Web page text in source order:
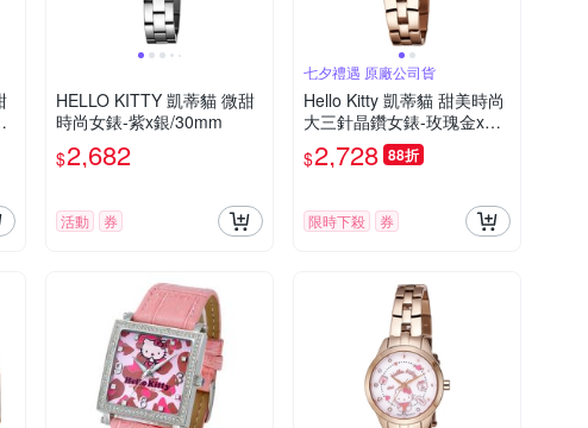
HELLO KITTY 凱蒂貓 微甜
時尚女錶-紫x銀/30mm
$2,682
活動 券
七夕禮遇 原廠公司貨
Hello Kitty 凱蒂貓 甜美時尚
大三針晶鑽女錶-玫瑰金x白/
28mm LK707LRWS-V 七夕
寵愛季 送禮推薦
$2,728 88折
限時下殺 券